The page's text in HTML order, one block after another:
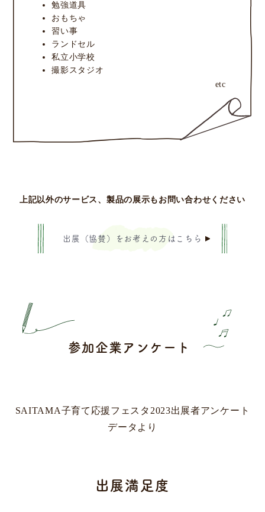
勉強道具
おもちゃ
習い事
ランドセル
私立小学校
撮影スタジオ
etc
上記以外のサービス、製品の展示もお問い合わせください
出展（協賛）をお考えの方はこちら
参加企業アンケート
SAITAMA子育て応援フェスタ2023出展者アンケート
データより
出展満足度